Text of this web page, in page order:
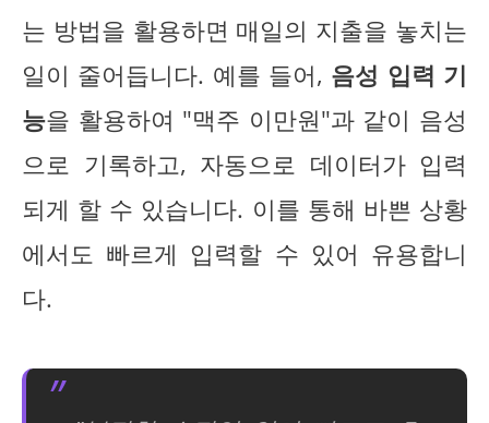
는 방법을 활용하면 매일의 지출을 놓치는
일이 줄어듭니다. 예를 들어, 음성 입력 기
능을 활용하여 "맥주 이만원"과 같이 음성
으로 기록하고, 자동으로 데이터가 입력
되게 할 수 있습니다. 이를 통해 바쁜 상황
에서도 빠르게 입력할 수 있어 유용합니
다.